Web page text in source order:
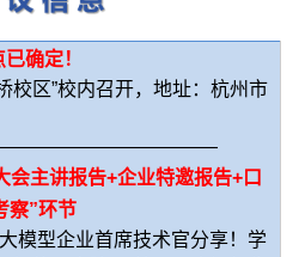
确定！
校区”校内召开，地址：杭州市
会主讲报告+企业特邀报告+口
察”环节
模型企业首席技术官分享！学